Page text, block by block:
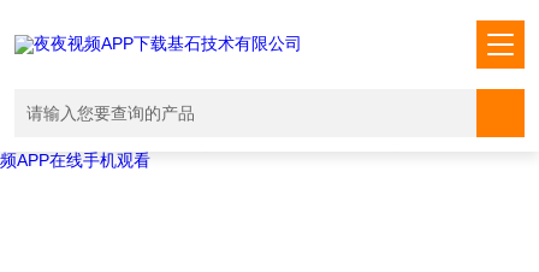
/www/wwwroot/T1.COM/func.phpon line
file_put_contents(./cachefile_yuan/shendoushi.net/cache/be/538f4/
failed to open stream: No such file or directory in
/www/wwwroot/T1.COM/func.php
夜夜视频APP下载,夜夜爽视频APP看片,夜夜夜风流视频下载APP,夜夜视
频APP在线手机观看